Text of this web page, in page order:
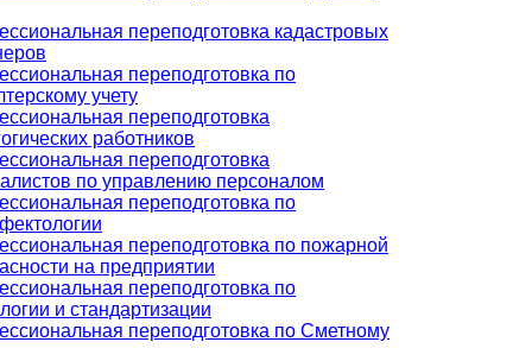
переподготовка кадастровых
переподготовка по
учету
переподготовка
работников
переподготовка
по управлению персоналом
переподготовка по
переподготовка по пожарной
на предприятии
переподготовка по
и стандартизации
переподготовка по Сметному